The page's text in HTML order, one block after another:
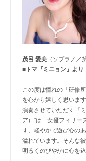
茂呂 愛美 （ソプラノ／
■トマ『ミニョン』よ
この度は憧れの「研修
を心から嬉しく思います
演奏させていただく『
ア）”は、女優フィリー
す。軽やかで遊び心の
溢れています。そんな
明るくのびやかに心を